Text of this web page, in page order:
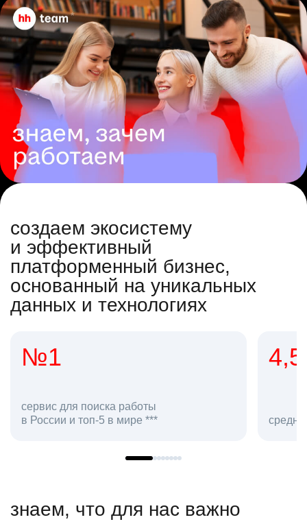
создаем экосистему
и эффективный
платформенный бизнес,
основанный на уникальных
данных и технологиях
4,5
средняя оценка hh.ru как работодателя **
в
знаем, что для нас важно